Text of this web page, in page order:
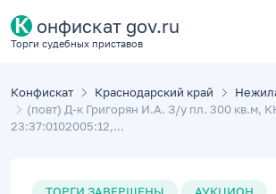
К онфискат gov.ru
Торги судебных приставов
Конфискат Краснодарский край
(повт) Д-к Григорян И.А. З/у пл. 300 кв.м,
23:37:0102005:12,...